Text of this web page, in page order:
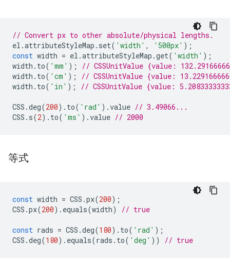
// Convert px to other absolute/physical lengths.
el .attributeStyleMap . set( 'width' , '500px' );
const width = el .attributeStyleMap .get( 'width' );
width . to( 'mm' );
// CSSUnitValue {value:
width . to( 'cm' );
// CSSUnitValue {value:
width . to( 'in' ); // CSSUnitValue {value:
CSS .deg(200). to( 'rad' ).value // 3.49066...
CSS . s(2). to( 'ms' ).value // 2000
等式
const width = CSS .px(200);
CSS .px(200). equals(width) // true
const rads = CSS .deg(180). to( 'rad' );
CSS .deg(180). equals(rads . to( 'deg' )) // true